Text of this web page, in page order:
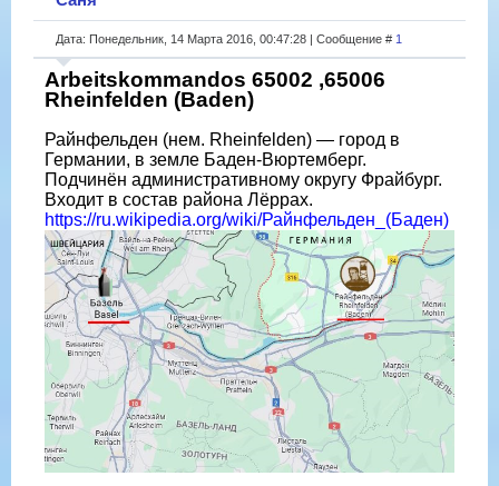
Дата: Понедельник, 14 Марта 2016, 00:47:28 | Сообщение # 1
Arbeitskommandos 65002 ,65006
Rheinfelden (Baden)
Райнфельден (нем. Rheinfelden) — город в
Германии, в земле Баден-Вюртемберг.
Подчинён административному округу Фрайбург.
Входит в состав района Лёррах.
https://ru.wikipedia.org/wiki/Райнфельден_(Баден)